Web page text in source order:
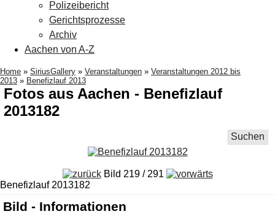
Polizeibericht
Gerichtsprozesse
Archiv
Aachen von A-Z
Home » SiriusGallery » Veranstaltungen » Veranstaltungen 2012 bis
2013 » Benefizlauf 2013
Fotos aus Aachen - Benefizlauf
2013182
Suchen
Bild 219 / 291
Benefizlauf 2013182
Bild - Informationen